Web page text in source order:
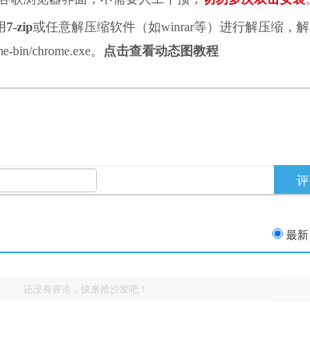
7-zip或任意解压缩软件（如winrar等）进行解压缩，
chrome.exe。
点击查看动态图教程
最新
还没有评论，快来抢沙发吧！